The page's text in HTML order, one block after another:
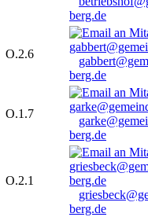
berg.de
O.2.6
berg.de
O.1.7
berg.de
O.2.1
berg.de